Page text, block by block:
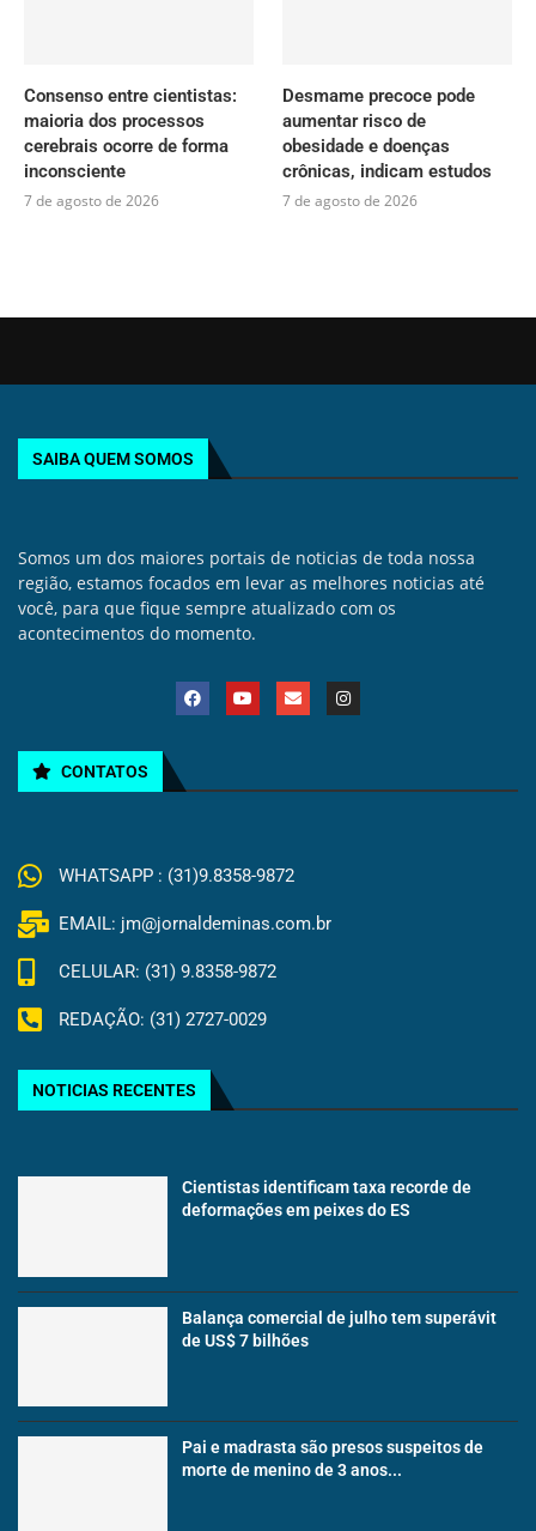
Consenso entre cientistas:
maioria dos processos
cerebrais ocorre de forma
inconsciente
7 de agosto de 2026
Desmame precoce pode
aumentar risco de
obesidade e doenças
crônicas, indicam estudos
7 de agosto de 2026
SAIBA QUEM SOMOS
Somos um dos maiores portais de noticias de toda nossa
região, estamos focados em levar as melhores noticias até
você, para que fique sempre atualizado com os
acontecimentos do momento.
CONTATOS
WHATSAPP : (31)9.8358-9872
EMAIL: jm@jornaldeminas.com.br
CELULAR: (31) 9.8358-9872
REDAÇÃO: (31) 2727-0029
NOTICIAS RECENTES
Cientistas identificam taxa recorde de
deformações em peixes do ES
Balança comercial de julho tem superávit
de US$ 7 bilhões
Pai e madrasta são presos suspeitos de
morte de menino de 3 anos...